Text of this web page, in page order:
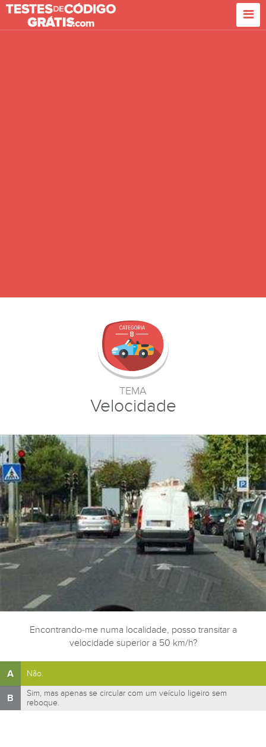
TEMA
Velocidade
Encontrando-me numa localidade, posso transitar a
velocidade superior a 50 km/h?
A Não.
B
Sim, mas apenas se circular com um veículo ligeiro sem
reboque.